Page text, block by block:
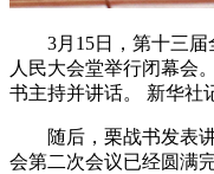
3月15日，第十三届
人民大会堂举行闭幕会
书主持并讲话。 新华社
随后，栗战书发表讲
会第二次会议已经圆满